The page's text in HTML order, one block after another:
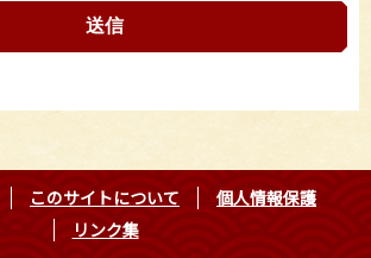
このサイトについて
個人情報保護
リンク集